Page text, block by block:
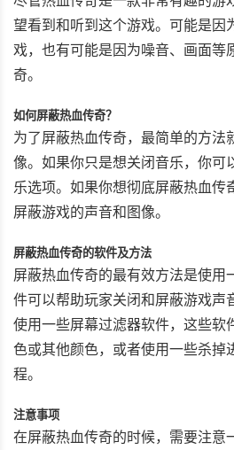
望看到和听到这个游戏。可能是因
戏，也有可能是因为噪音、画面等
奇。
如何屏蔽热血传奇？
为了屏蔽热血传奇，最简单的方法
像。如果你只是想关闭音乐，你可
乐选项。如果你想彻底屏蔽热血传
屏蔽游戏的声音和图像。
屏蔽热血传奇的软件及方法
屏蔽热血传奇的最有效方法是使用
件可以帮助玩家关闭和屏蔽游戏声
使用一些屏幕过滤器软件，这些软
色或其他颜色，或者使用一些杀掉
程。
注意事项
在屏蔽热血传奇的时候，需要注意